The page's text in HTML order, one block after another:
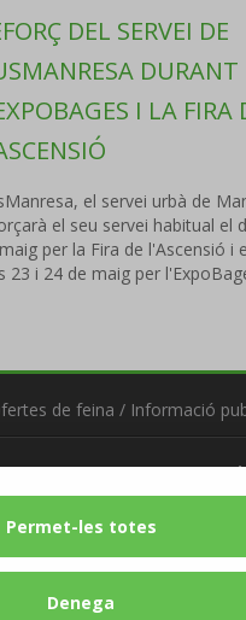
Permet-les totes
Denega
DEL SERVEI DE
DURANT
I LA FIRA
el servei urbà de
el seu servei habitual el
per la Fira de l'Ascensió i
23 i 24 de maig per
de feina / Informació